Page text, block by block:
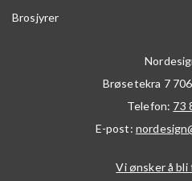
Brosjyrer
Brøsetekra 7
Telefon: 73
E-post:
Vi ønsker å bli